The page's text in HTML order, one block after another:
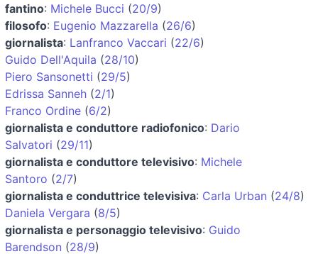
fantino: Michele Bucci (20/9)
filosofo: Eugenio Mazzarella (26/6)
giornalista: Lanfranco Vaccari (22/6)
Guido Dell'Aquila (28/10)
Piero Sansonetti (29/5)
Edrissa Sanneh (2/1)
Franco Ordine (6/2)
giornalista e conduttore radiofonico: Dario
Salvatori (29/11)
giornalista e conduttore televisivo: Michele
Santoro (2/7)
giornalista e conduttrice televisiva: Carla Urban (24/8)
Daniela Vergara (8/5)
giornalista e personaggio televisivo: Guido
Barendson (28/9)